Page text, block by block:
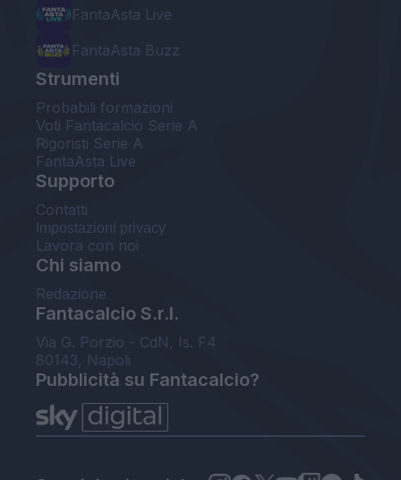
FantaAsta Live
FantaAsta Buzz
Strumenti
Probabili formazioni
Voti Fantacalcio Serie A
Rigoristi Serie A
FantaAsta Live
Supporto
Contatti
Impostazioni privacy
Lavora con noi
Chi siamo
Redazione
Fantacalcio S.r.l.
Via G. Porzio - CdN, Is. F4
80143, Napoli
Pubblicità su Fantacalcio?